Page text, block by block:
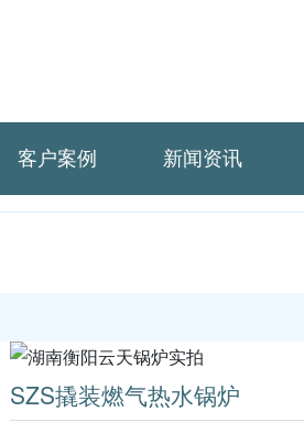
客户案例 新闻资讯
SZS撬装燃气热水锅炉